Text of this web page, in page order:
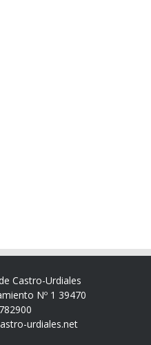
Castro-Urdiales
Nº 1 39470
urdiales.net